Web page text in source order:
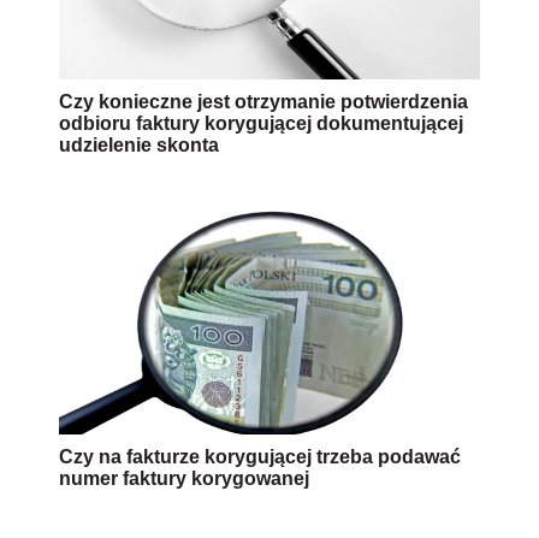
Czy konieczne jest otrzymanie potwierdzenia
odbioru faktury korygującej dokumentującej
udzielenie skonta
Czy na fakturze korygującej trzeba podawać
numer faktury korygowanej